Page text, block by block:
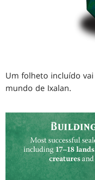
Um folheto incluído
mundo de Ixalan.